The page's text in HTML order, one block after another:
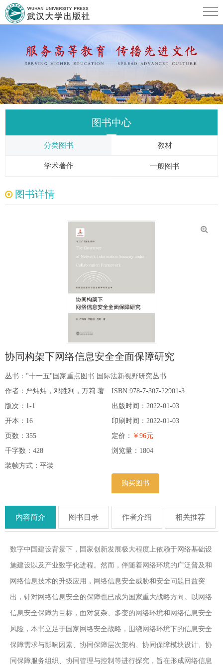
图书中心
分类图书 教材
学术著作 一般图书
图书详情
协同构架下网络信息安全全面保障研究
丛书： "十一五"国家重点图书 国际法新视野研究丛书
作者：严炜炜，邓胜利，万莉 著
版次：1-1
开本：16
页数：355
千字数：428
装帧方式：平装
ISBN 978-7-307-22901-3
出版时间：2022-01-03
印刷时间：2022-01-03
定价： ￥96元
浏览量： 1804
购买图书
内容简介 图书目录 作者介绍 相关推荐
数字中国建设背景下，国家创新发展极大程度上依赖于网络基础设
施建设以及产业数字化进程。然而，伴随着网络环境的广泛普及和
网络信息技术的升级应用，网络信息安全威胁和安全问题日益突
出，针对网络信息安全的保障也已成为国家重大战略方向。以网络
信息安全保障为目标，面对复杂、多变的网络环境和网络信息安全
风险，本书立足于国家网络安全战略，围绕网络环境下的信息安全
保障需求与影响因素、协同保障层次架构、协同保障模块设计、协
同保障服务组织、协同管理与控制等进行探究，旨在形成网络信息